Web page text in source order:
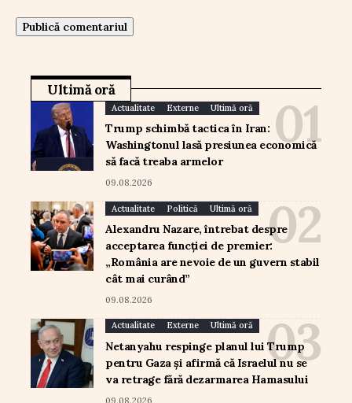
Ultimă oră
Actualitate Externe Ultimă oră
Trump schimbă tactica în Iran:
Washingtonul lasă presiunea economică
să facă treaba armelor
09.08.2026
Actualitate Politică Ultimă oră
Alexandru Nazare, întrebat despre
acceptarea funcției de premier:
„România are nevoie de un guvern stabil
cât mai curând”
09.08.2026
Actualitate Externe Ultimă oră
Netanyahu respinge planul lui Trump
pentru Gaza și afirmă că Israelul nu se
va retrage fără dezarmarea Hamasului
09.08.2026